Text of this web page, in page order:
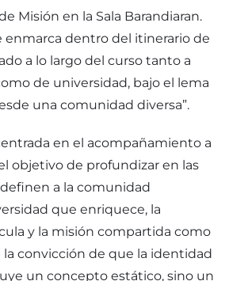
Misión en la Sala Barandiaran.
enmarca dentro del itinerario de
a lo largo del curso tanto a
de universidad, bajo el lema
una comunidad diversa”.
en el acompañamiento a
objetivo de profundizar en las
a la comunidad
que enriquece, la
y la misión compartida como
convicción de que la identidad
un concepto estático, sino un